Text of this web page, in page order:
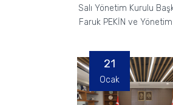
Salı Yönetim Kurulu
Faruk PEKİN ve
21
Ocak